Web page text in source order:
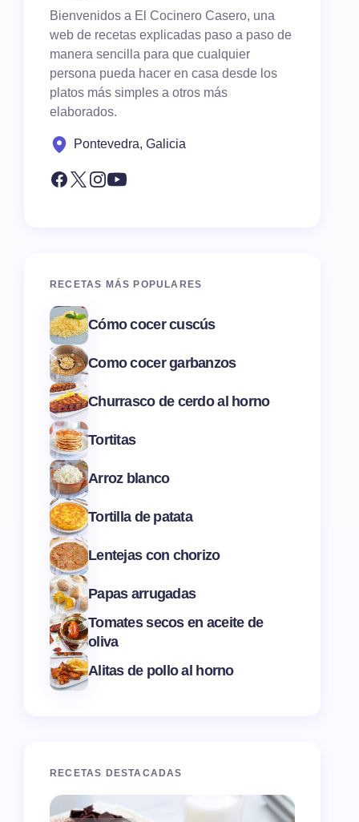
Bienvenidos a El Cocinero Casero, una
web de recetas explicadas paso a paso de
manera sencilla para que cualquier
persona pueda hacer en casa desde los
platos más simples a otros más
elaborados.
Pontevedra, Galicia
RECETAS MÁS POPULARES
Cómo cocer cuscús
Como cocer garbanzos
Churrasco de cerdo al horno
Tortitas
Arroz blanco
Tortilla de patata
Lentejas con chorizo
Papas arrugadas
Tomates secos en aceite de
oliva
Alitas de pollo al horno
RECETAS DESTACADAS